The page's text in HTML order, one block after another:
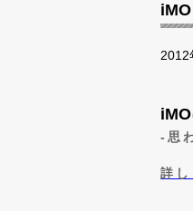
2012
-思
詳し